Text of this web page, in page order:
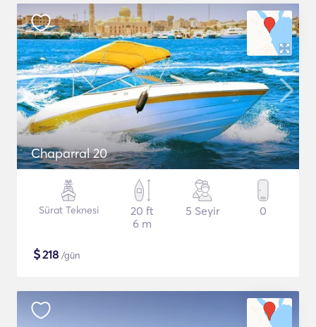
Chaparral 20
Sürat Teknesi
20 ft
6 m
5 Seyir 0
$218 /gün